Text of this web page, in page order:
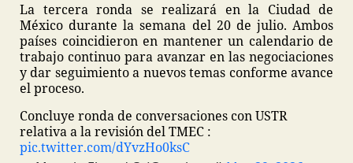
La tercera ronda se realizará en la Ciudad de
México durante la semana del 20 de julio. Ambos
países coincidieron en mantener un calendario de
trabajo continuo para avanzar en las negociaciones
y dar seguimiento a nuevos temas conforme avance
el proceso.
Concluye ronda de conversaciones con USTR
relativa a la revisión del TMEC :
pic.twitter.com/dYvzHo0ksC